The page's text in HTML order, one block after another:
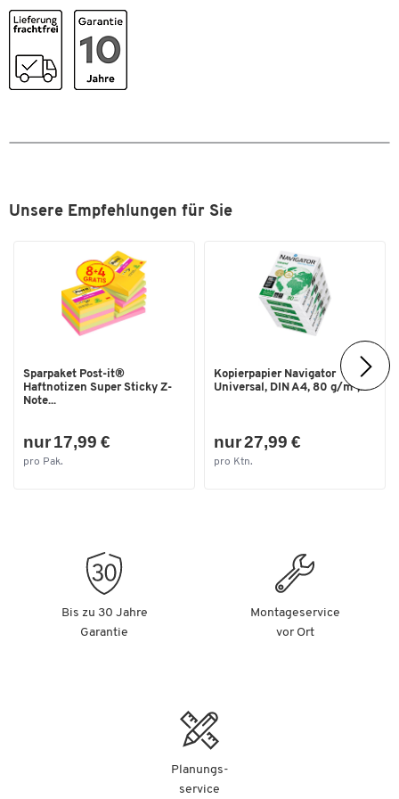
Raddurchmesser [mm]
Schaufelbreite [mm]
Schaufeltiefe [mm]
Breite [mm] 580
Unsere Empfehlungen für Sie
Sparpaket Post-it®
Haftnotizen Super Sticky Z-
Note...
nur 17,99 €
pro Pak.
Kopierpapier Navigator
Universal, DIN A4, 80 g/m²,...
nur 27,99 €
pro Ktn.
Bis zu 30 Jahre
Garantie
Montageservice
vor Ort
Planungs-
service